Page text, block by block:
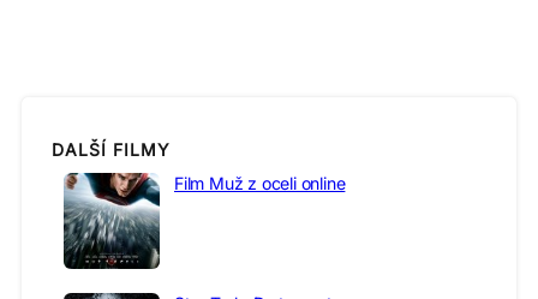
DALŠÍ FILMY
Film Muž z oceli online